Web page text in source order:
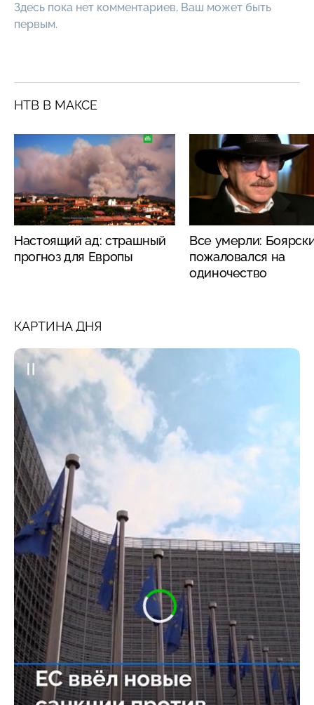
Здесь пока нет комментариев, Ваш может быть
первым.
НТВ В МАКСЕ
Настоящий ад: страшный
прогноз для Европы
Все умерли:
пожаловался на
одиночество
КАРТИНА ДНЯ